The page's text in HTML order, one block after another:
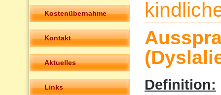
Kostenübernahme
Kontakt
Aktuelles
Links
Definition: